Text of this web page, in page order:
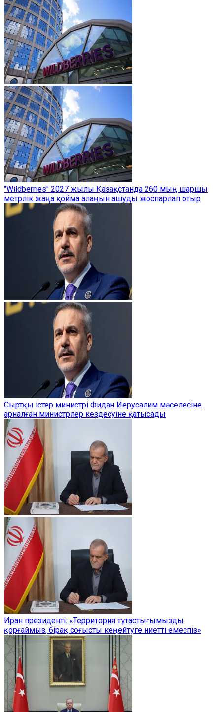
"Wildberries" 2027 жылы Қазақстанда 260 мың шаршы
метрлік жаңа қойма алаңын ашуды жоспарлап отыр
Сыртқы істер министрі Фидан Иерусалим мәселесіне
арналған министрлер кездесуіне қатысады
Иран президенті: «Территория тұтастығымызды
қорғаймыз, бірақ соғысты кеңейтуге ниетті емеспіз»